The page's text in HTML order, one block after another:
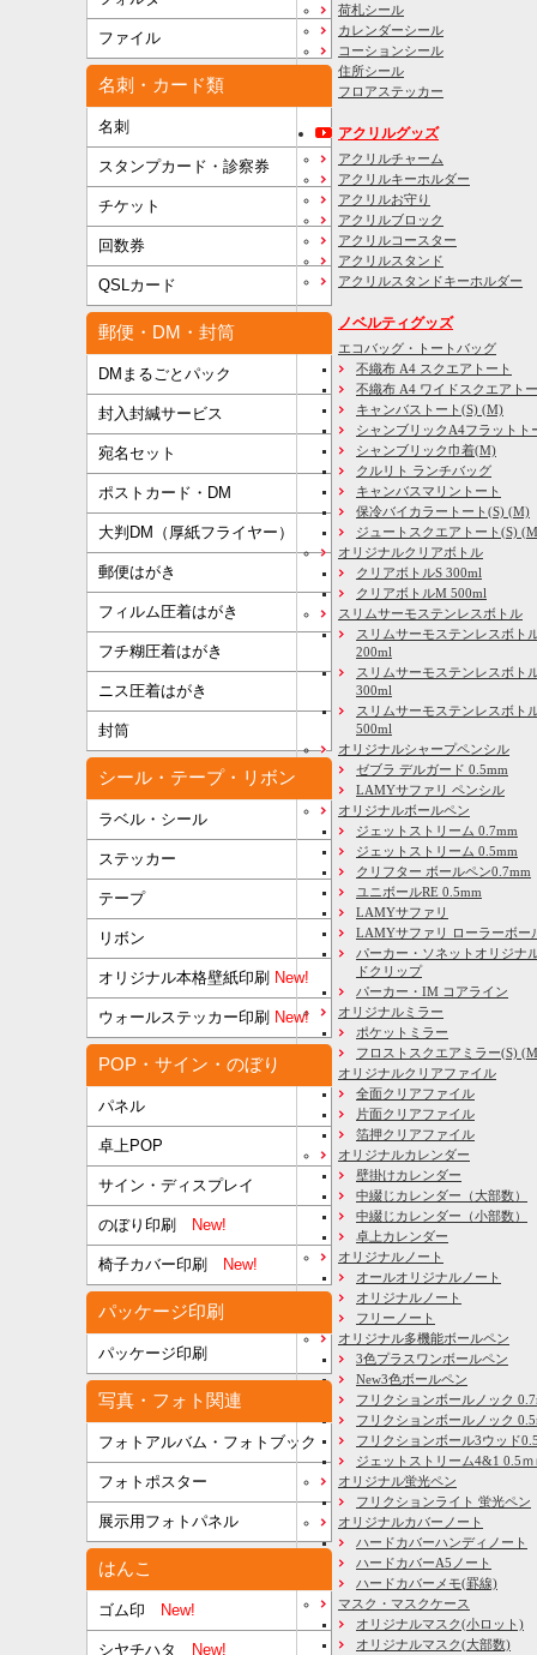
ファイル
名刺・カード類
名刺
スタンプカード・診察券
チケット
回数券
QSLカード
郵便・DM・封筒
DMまるごとパック
封入封緘サービス
宛名セット
ポストカード・DM
大判DM（厚紙フライヤー）
郵便はがき
フィルム圧着はがき
フチ糊圧着はがき
ニス圧着はがき
封筒
シール・テープ・リボン
ラベル・シール
ステッカー
テープ
リボン
オリジナル本格壁紙印刷 New!
ウォールステッカー印刷 New!
POP・サイン・のぼり
パネル
卓上POP
サイン・ディスプレイ
のぼり印刷 New!
椅子カバー印刷 New!
パッケージ印刷
パッケージ印刷
写真・フォト関連
フォトアルバム・フォトブック
フォトポスター
展示用フォトパネル
はんこ
ゴム印 New!
シヤチハタ New!
荷札シール
カレンダーシール
コーションシール
住所シール
フロアステッカー
アクリルグッズ
アクリルチャーム
アクリルキーホルダー
アクリルお守り
アクリルブロック
アクリルコースター
アクリルスタンド
アクリルスタンドキーホルダー
ノベルティグッズ
エコバッグ・トートバッグ
不織布 A4 スクエアトート
不織布 A4 ワイドスクエアト
キャンバストート(S) (M)
シャンブリックA4フラットト
シャンブリック巾着(M)
クルリト ランチバッグ
キャンバスマリントート
保冷バイカラートート(S) (M)
ジュートスクエアトート(S)
オリジナルクリアボトル
クリアボトルS 300ml
クリアボトルM 500ml
スリムサーモステンレスボトル
スリムサーモステンレスボト
200ml
スリムサーモステンレスボト
300ml
スリムサーモステンレスボト
500ml
オリジナルシャープペンシル
ゼブラ デルガード 0.5mm
LAMYサファリ ペンシル
オリジナルボールペン
ジェットストリーム 0.7mm
ジェットストリーム 0.5mm
クリフター ボールペン0.7mm
ユニボールRE 0.5mm
LAMYサファリ
LAMYサファリ ローラーボー
パーカー・ソネットオリジナ
ドクリップ
パーカー・IM コアライン
オリジナルミラー
ポケットミラー
フロストスクエアミラー(S)
オリジナルクリアファイル
全面クリアファイル
片面クリアファイル
箔押クリアファイル
オリジナルカレンダー
壁掛けカレンダー
中綴じカレンダー（大部数）
中綴じカレンダー（小部数）
卓上カレンダー
オリジナルノート
オールオリジナルノート
オリジナルノート
フリーノート
オリジナル多機能ボールペン
3色プラスワンボールペン
New3色ボールペン
フリクションボールノック
フリクションボールノック
フリクションボール3ウッド
ジェットストリーム4&1 0.5ｍ
オリジナル蛍光ペン
フリクションライト 蛍光ペン
オリジナルカバーノート
ハードカバーハンディノート
ハードカバーA5ノート
ハードカバーメモ(罫線)
マスク・マスクケース
オリジナルマスク(小ロット)
オリジナルマスク(大部数)